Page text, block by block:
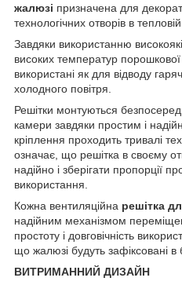
жалюзі призначена для
технологічних отворів в
Завдяки використанню
високих температур
використані як для відводу
холодного повітря.
Решітки монтуються
камери завдяки простим і
кріплення проходить тривалі
означає, що решітка в своєму
надійно і зберігати пропорції
використання.
Кожна вентиляційна решітка
надійним механізмом
простоту і довговічність
що жалюзі будуть зафіксовані
ВИТРИМАННИЙ ДИЗАЙН